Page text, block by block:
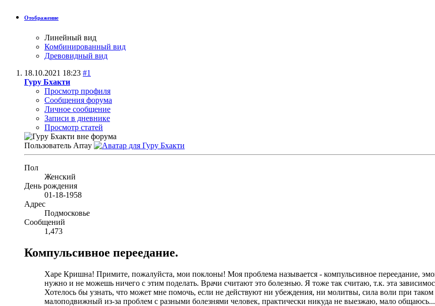
Отображение
Линейный вид
Комбинированный вид
Древовидный вид
18.10.2021 18:23 #1
Гуру Бхакти
Просмотр профиля
Сообщения форума
Личное сообщение
Записи в дневнике
Просмотр статей
Пользователь Array
Пол
Женский
День рождения
01-18-1958
Адрес
Подмосковье
Сообщений
1,473
Компульсивное переедание.
Харе Кришна! Примите, пожалуйста, мои поклоны! Моя проблема называется - компульсивное переедание,
нужно и не можешь ничего с этим поделать. Врачи считают это болезнью. Я тоже так считаю, т.к. эта
Хотелось бы узнать, что может мне помочь, если не действуют ни убеждения, ни молитвы, сила воли при
малоподвижный из-за проблем с разными болезнями человек, практически никуда не выезжаю, мало